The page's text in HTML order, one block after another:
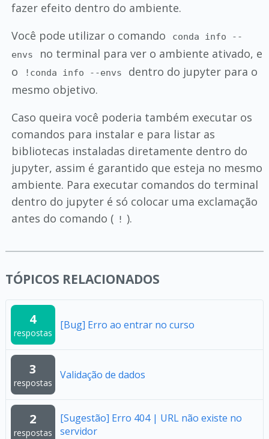
fazer efeito dentro do ambiente.
Você pode utilizar o comando
conda info --
envs
no terminal para ver o ambiente ativado, e
o
!conda info --envs
dentro do jupyter para o
mesmo objetivo.
Caso queira você poderia também executar os
comandos para instalar e para listar as
bibliotecas instaladas diretamente dentro do
jupyter, assim é garantido que esteja no mesmo
ambiente. Para executar comandos do terminal
dentro do jupyter é só colocar uma exclamação
antes do comando ( ! ).
TÓPICOS RELACIONADOS
4
respostas
[Bug] Erro ao entrar no curso
3
respostas
Validação de dados
2
respostas
[Sugestão] Erro 404 | URL não existe no
servidor